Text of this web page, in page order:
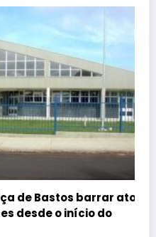
Bastos barrar atos da
o início do